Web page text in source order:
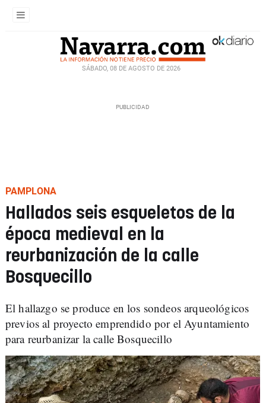
SÁBADO, 08 DE AGOSTO DE 2026
PAMPLONA
Hallados seis esqueletos de la
época medieval en la
reurbanización de la calle
Bosquecillo
El hallazgo se produce en los sondeos arqueológicos
previos al proyecto emprendido por el Ayuntamiento
para reurbanizar la calle Bosquecillo